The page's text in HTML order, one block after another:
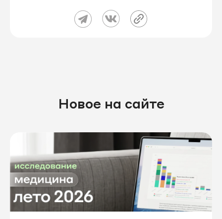
Новое на сайте